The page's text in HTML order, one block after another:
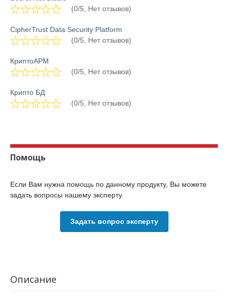
(0/5, Нет отзывов)
CipherTrust Data Security Platform
(0/5, Нет отзывов)
КриптоАРМ
(0/5, Нет отзывов)
Крипто БД
(0/5, Нет отзывов)
Помощь
Если Вам нужна помощь по данному продукту, Вы можете
задать вопросы нашему эксперту
Задать вопрос эксперту
Описание